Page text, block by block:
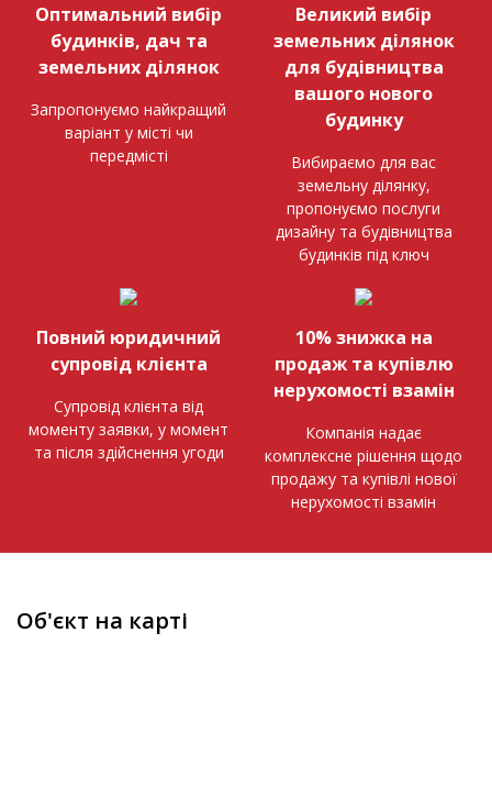
Оптимальний вибір
будинків, дач та
земельних ділянок
Запропонуємо найкращий
варіант у місті чи
передмісті
Великий вибір
земельних ділянок
для будівництва
вашого нового
будинку
Вибираємо для вас
земельну ділянку,
пропонуємо послуги
дизайну та будівництва
будинків під ключ
Повний юридичний
супровід клієнта
Супровід клієнта від
моменту заявки, у момент
та після здійснення угоди
10% знижка на
продаж та купівлю
нерухомості взамін
Компанія надає
комплексне рішення щодо
продажу та купівлі нової
нерухомості взамін
Об'єкт на карті